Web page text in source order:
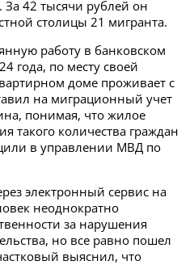
За 42 тысячи рублей он
столицы 21 мигранта.
работу в банковском
года, по месту своей
доме проживает с
на миграционный учет
понимая, что жилое
такого количества граждан
в управлении МВД по
электронный сервис на
неоднократно
за нарушения
но все равно пошел
выяснил, что